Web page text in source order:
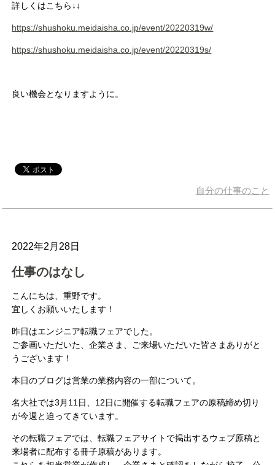
詳しくはこちら↓↓
https://shushoku.meidaisha.co.jp/event/20220319w/
https://shushoku.meidaisha.co.jp/event/20220319s/
良い機会となりますように。
自分の仕事のこと
2022年2月28日
仕事のはなし
こんにちは、重野です。
宜しくお願いいたします！
昨日はエンジニア転職フェアでした。
ご参画いただいた、企業さま、ご来場いただいた皆さまありがと
うございます！
本日のブログは営業の業務内容の一部について。
名大社では3月11日、12日に開催する転職フェアの原稿締め切り
が今週と迫ってきています。
その転職フェアでは、転職フェアサイトで掲出するウェブ原稿と
来場者に配布する冊子原稿があります。